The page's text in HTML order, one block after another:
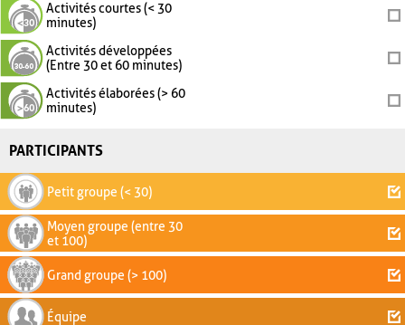
Activités courtes (< 30
minutes)
Activités développées
(Entre 30 et 60 minutes)
Activités élaborées (> 60
minutes)
PARTICIPANTS
Petit groupe (< 30)
Moyen groupe (entre 30
et 100)
Grand groupe (> 100)
Équipe